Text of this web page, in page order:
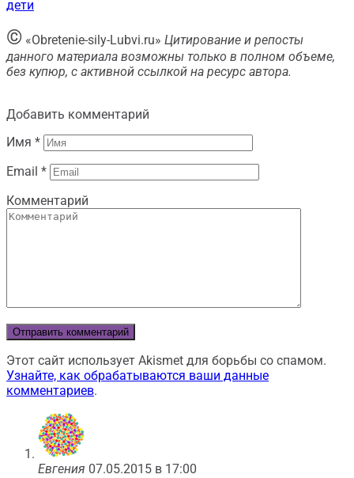
дети
© «Obretenie-sily-Lubvi.ru» Цитирование и репосты
данного материала возможны только в полном объеме,
без купюр, с активной ссылкой на ресурс автора.
Добавить комментарий
Имя *
Email *
Комментарий
Этот сайт использует Akismet для борьбы со спамом.
Узнайте, как обрабатываются ваши данные
комментариев.
Евгения 07.05.2015 в 17:00